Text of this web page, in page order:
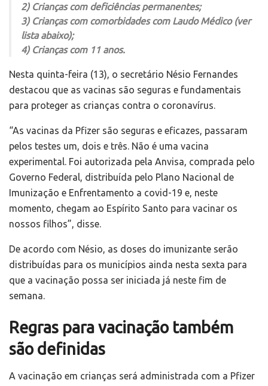
2) Crianças com deficiências permanentes;
3) Crianças com comorbidades com Laudo Médico (ver
lista abaixo);
4) Crianças com 11 anos.
Nesta quinta-feira (13), o secretário Nésio Fernandes
destacou que as vacinas são seguras e fundamentais
para proteger as crianças contra o coronavírus.
“As vacinas da Pfizer são seguras e eficazes, passaram
pelos testes um, dois e três. Não é uma vacina
experimental. Foi autorizada pela Anvisa, comprada pelo
Governo Federal, distribuída pelo Plano Nacional de
Imunização e Enfrentamento a covid-19 e, neste
momento, chegam ao Espírito Santo para vacinar os
nossos filhos”, disse.
De acordo com Nésio, as doses do imunizante serão
distribuídas para os municípios ainda nesta sexta para
que a vacinação possa ser iniciada já neste fim de
semana.
Regras para vacinação também
são definidas
A vacinação em crianças será administrada com a Pfizer